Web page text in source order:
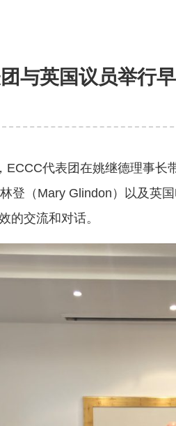
与英国议员举行
ECCC代表团在姚继德理事长
登（Mary Glindon）以及英
的交流和对话。